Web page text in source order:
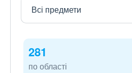
281
по області